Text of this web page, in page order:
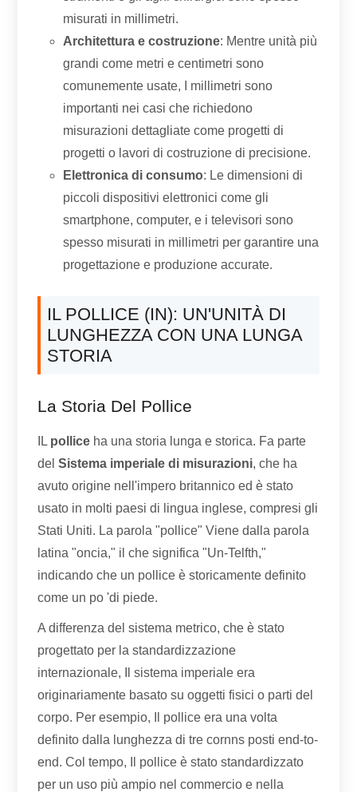
misurati in millimetri.
Architettura e costruzione: Mentre unità più
grandi come metri e centimetri sono
comunemente usate, I millimetri sono
importanti nei casi che richiedono
misurazioni dettagliate come progetti di
progetti o lavori di costruzione di precisione.
Elettronica di consumo: Le dimensioni di
piccoli dispositivi elettronici come gli
smartphone, computer, e i televisori sono
spesso misurati in millimetri per garantire una
progettazione e produzione accurate.
IL POLLICE (IN): UN'UNITÀ DI
LUNGHEZZA CON UNA LUNGA
STORIA
La Storia Del Pollice
IL pollice ha una storia lunga e storica. Fa parte
delSistema imperiale di misurazioni, che ha
avuto origine nell'impero britannico ed è stato
usato in molti paesi di lingua inglese, compresi gli
Stati Uniti. La parola "pollice" Viene dalla parola
latina "oncia," il che significa "Un-Telfth,"
indicando che un pollice è storicamente definito
come un po 'di piede.
A differenza del sistema metrico, che è stato
progettato per la standardizzazione
internazionale, Il sistema imperiale era
originariamente basato su oggetti fisici o parti del
corpo. Per esempio, Il pollice era una volta
definito dalla lunghezza di tre cornns posti end-to-
end. Col tempo, Il pollice è stato standardizzato
per un uso più ampio nel commercio e nella